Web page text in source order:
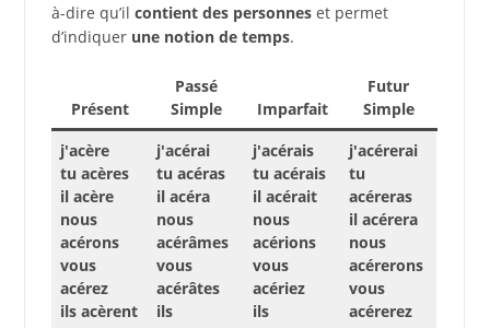
à-dire qu’il contient des personneset permet
d’indiquer une notion de temps.
Présent
Passé
Simple
Imparfait
Futur
Simple
j'acère
tu acères
il acère
nous
acérons
vous
acérez
ils acèrent
j'acérai
tu acéras
il acéra
nous
acérâmes
vous
acérâtes
ils
j'acérais
tu acérais
il acérait
nous
acérions
vous
acériez
ils
j'acérerai
tu
acéreras
il acérera
nous
acérerons
vous
acérerez